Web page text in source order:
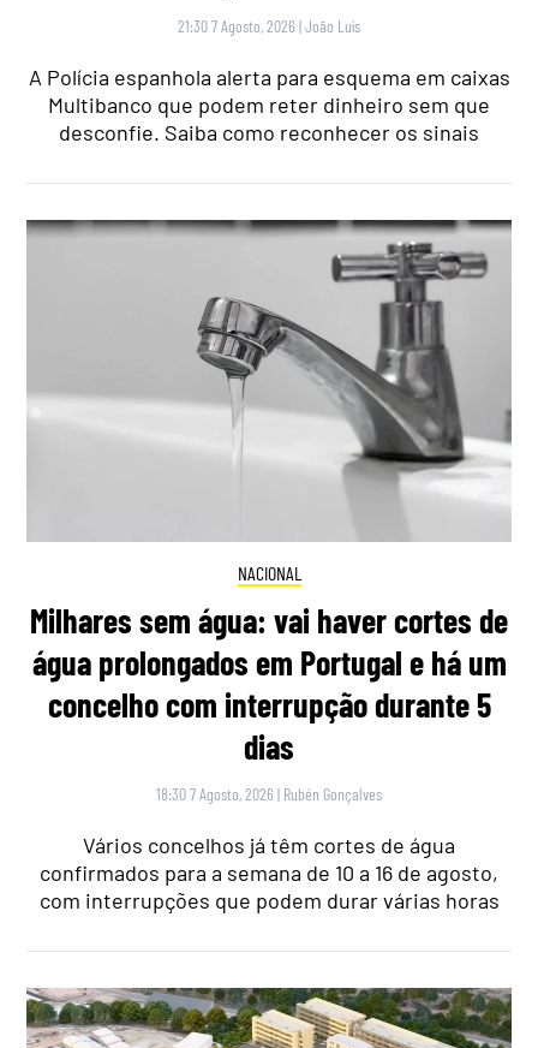
21:30 7 Agosto, 2026 |João Luís
A Polícia espanhola alerta para esquema em caixas
Multibanco que podem reter dinheiro sem que
desconfie. Saiba como reconhecer os sinais
NACIONAL
Milhares sem água: vai haver cortes de
água prolongados em Portugal e há um
concelho com interrupção durante 5
dias
18:30 7 Agosto, 2026 | Rubén Gonçalves
Vários concelhos já têm cortes de água
confirmados para a semana de 10 a 16 de agosto,
com interrupções que podem durar várias horas